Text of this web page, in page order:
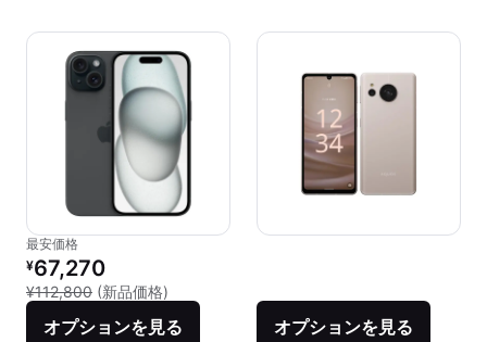
最安価格
リファービッシュ品の価格：
¥67,270
¥112,800 (新品価格)
オプションを見る オプションを見る